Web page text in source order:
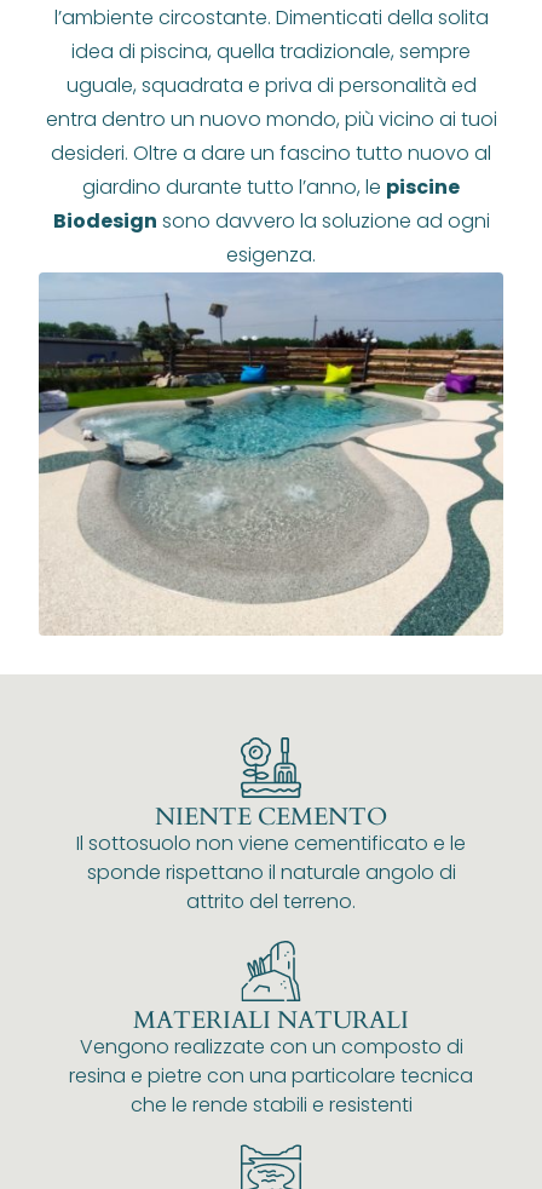
l’ambiente circostante. Dimenticati della solita
idea di piscina, quella tradizionale, sempre
uguale, squadrata e priva di personalità ed
entra dentro un nuovo mondo, più vicino ai tuoi
desideri. Oltre a dare un fascino tutto nuovo al
giardino durante tutto l’anno, le piscine
Biodesign sono davvero la soluzione ad ogni
esigenza.
NIENTE CEMENTO
Il sottosuolo non viene cementificato e le
sponde rispettano il naturale angolo di
attrito del terreno.
MATERIALI NATURALI
Vengono realizzate con un composto di
resina e pietre con una particolare tecnica
che le rende stabili e resistenti